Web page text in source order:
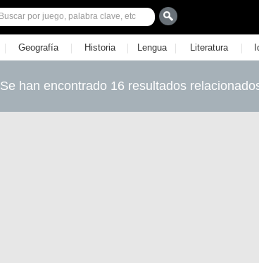
| Geografía | Historia | Lengua | Literatura |
Se han encontrado 16 resultados